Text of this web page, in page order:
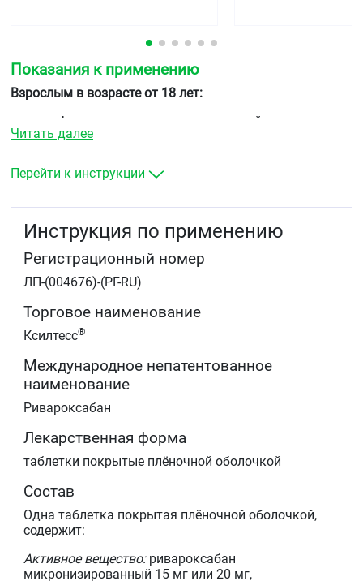
Показания к применению
Взрослым в возрасте от 18 лет:
профилактика инсульта и системной
тромбоэмболии у пациентов с фибрилляцией
лечение тромбоза глубоких вен (ТГВ) и
тромбоэмболии легочной артерии (ТЭЛА) и
Детям и подросткам в возрасте до 18 лет:
лечение венозной тромбоэмболии (ВТЭ) и
профилактика рецидивов ВТЭ у детей и
подростков в возрасте до 18 лет с массой тела от
парентеральной антикоагулянтной терапии.
Читать далее
Перейти к инструкции
Инструкция по применению
Регистрационный номер
ЛП-(004676)-(РГ-RU)
Торговое наименование
Ксилтесс®
Международное непатентованное
наименование
Ривароксабан
Лекарственная форма
таблетки покрытые плёночной оболочкой
Состав
Одна таблетка покрытая плёночной оболочкой,
содержит:
Активное вещество:ривароксабан
микронизированный 15 мг или 20 мг,